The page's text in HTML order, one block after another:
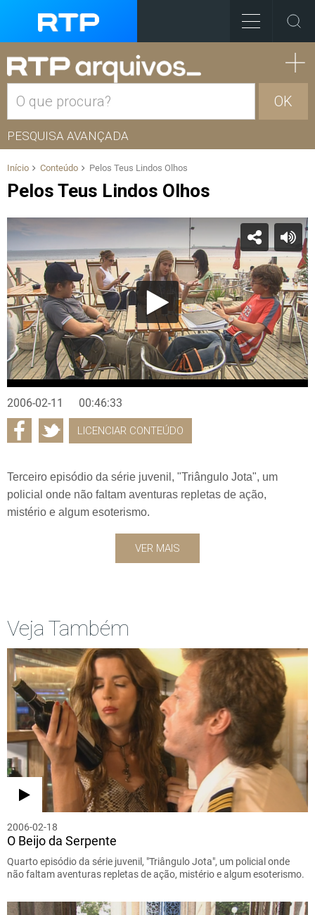
OK
PESQUISA AVANÇADA
Início Conteúdo Pelos Teus Lindos Olhos
Pelos Teus Lindos Olhos
2006-02-11 00:46:33
LICENCIAR CONTEÚDO
Terceiro episódio da série juvenil, "Triângulo Jota", um
policial onde não faltam aventuras repletas de ação,
mistério e algum esoterismo.
VER MAIS
Veja Também
2006-02-18
O Beijo da Serpente
Quarto episódio da série juvenil, "Triângulo Jota", um policial onde
não faltam aventuras repletas de ação, mistério e algum esoterismo.